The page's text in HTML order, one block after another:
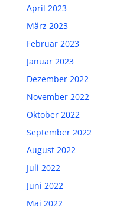
April 2023
März 2023
Februar 2023
Januar 2023
Dezember 2022
November 2022
Oktober 2022
September 2022
August 2022
Juli 2022
Juni 2022
Mai 2022